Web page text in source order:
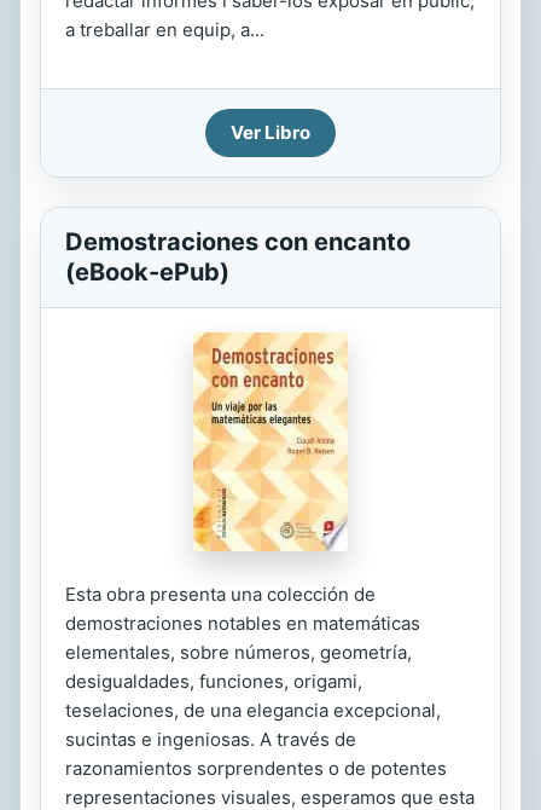
a treballar en equip, a...
Ver Libro
Demostraciones con encanto
(eBook-ePub)
Esta obra presenta una colección de
demostraciones notables en matemáticas
elementales, sobre números, geometría,
desigualdades, funciones, origami,
teselaciones, de una elegancia excepcional,
sucintas e ingeniosas. A través de
razonamientos sorprendentes o de potentes
representaciones visuales, esperamos que esta